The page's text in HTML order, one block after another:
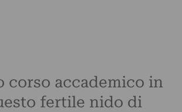
corso accademico in
fertile nido di